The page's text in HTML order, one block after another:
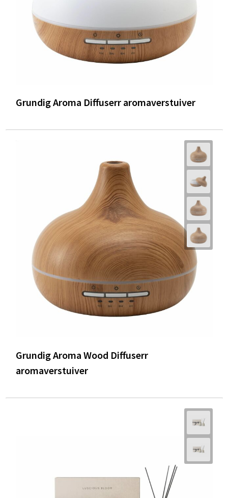
Grundig Aroma Diffuserr aromaverstuiver
Grundig Aroma Wood Diffuserr
aromaverstuiver